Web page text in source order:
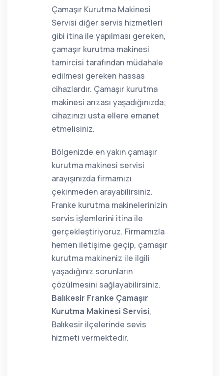
Çamaşır Kurutma Makinesi
Servisi diğer servis hizmetleri
gibi itina ile yapılması gereken,
çamaşır kurutma makinesi
tamircisi tarafından müdahale
edilmesi gereken hassas
cihazlardır. Çamaşır kurutma
makinesi arızası yaşadığınızda;
cihazınızı usta ellere emanet
etmelisiniz.
Bölgenizde en yakın çamaşır
kurutma makinesi servisi
arayışınızda firmamızı
çekinmeden arayabilirsiniz.
Franke kurutma makinelerinizin
servis işlemlerini itina ile
gerçekleştiriyoruz. Firmamızla
hemen iletişime geçip, çamaşır
kurutma makineniz ile ilgili
yaşadığınız sorunların
çözülmesini sağlayabilirsiniz.
Balıkesir Franke Çamaşır
Kurutma Makinesi Servisi,
Balıkesir ilçelerinde sevis
hizmeti vermektedir.